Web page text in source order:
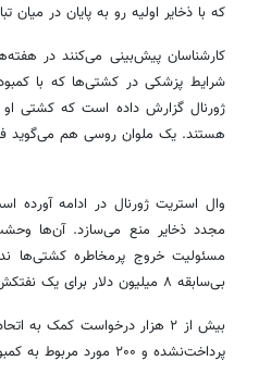
که با ذخایر اولیه رو به پایان در میان تبادل آتش گرفتار
کارشناسان پیش‌بینی می‌کنند در
شرایط پزشکی در کشتی‌ها که با
هستند. یک ملوان روسی هم می‌گوید
وال استریت ژورنال در ادامه آورده
مجدد ذخایر منع می‌سازد. آن‌ها
بی‌سابقه ۸ میلیون دلار برای یک نفتکش بزرگ رسیده است.
بیش از ۲ هزار درخواست کمک
پرداخت‌نشده و ۲۰۰ مورد مربوط به کمبود غذا، سوخت یا آب است.